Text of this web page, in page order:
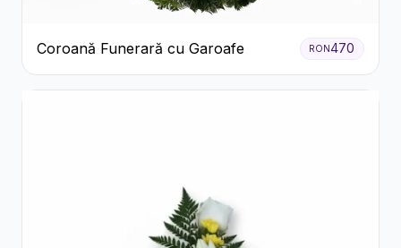
Coroană Funerară cu Garoafe RON470